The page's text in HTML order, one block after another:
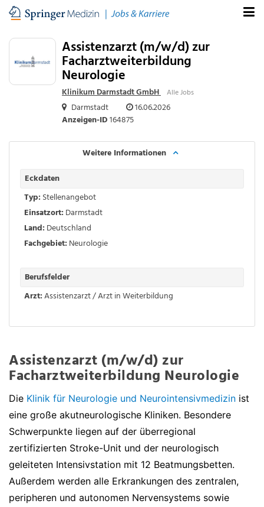
Assistenzarzt (m/w/d) zur
Facharztweiterbildung
Neurologie
Klinikum Darmstadt GmbH Alle Jobs
Darmstadt
16.06.2026
Anzeigen-ID164875
Weitere Informationen
Eckdaten
Typ: Stellenangebot
Einsatzort: Darmstadt
Land: Deutschland
Fachgebiet: Neurologie
Berufsfelder
Arzt:Assistenzarzt / Arzt in Weiterbildung
Assistenzarzt (m/w/d) zur
Facharztweiterbildung Neurologie
Die Klinik für Neurologie und Neurointensivmedizin ist
eine große akutneurologische Kliniken. Besondere
Schwerpunkte liegen auf der überregional
zertifizierten Stroke-Unit und der neurologisch
geleiteten Intensivstation mit 12 Beatmungsbetten.
Außerdem werden alle Erkrankungen des zentralen,
peripheren und autonomen Nervensystems sowie